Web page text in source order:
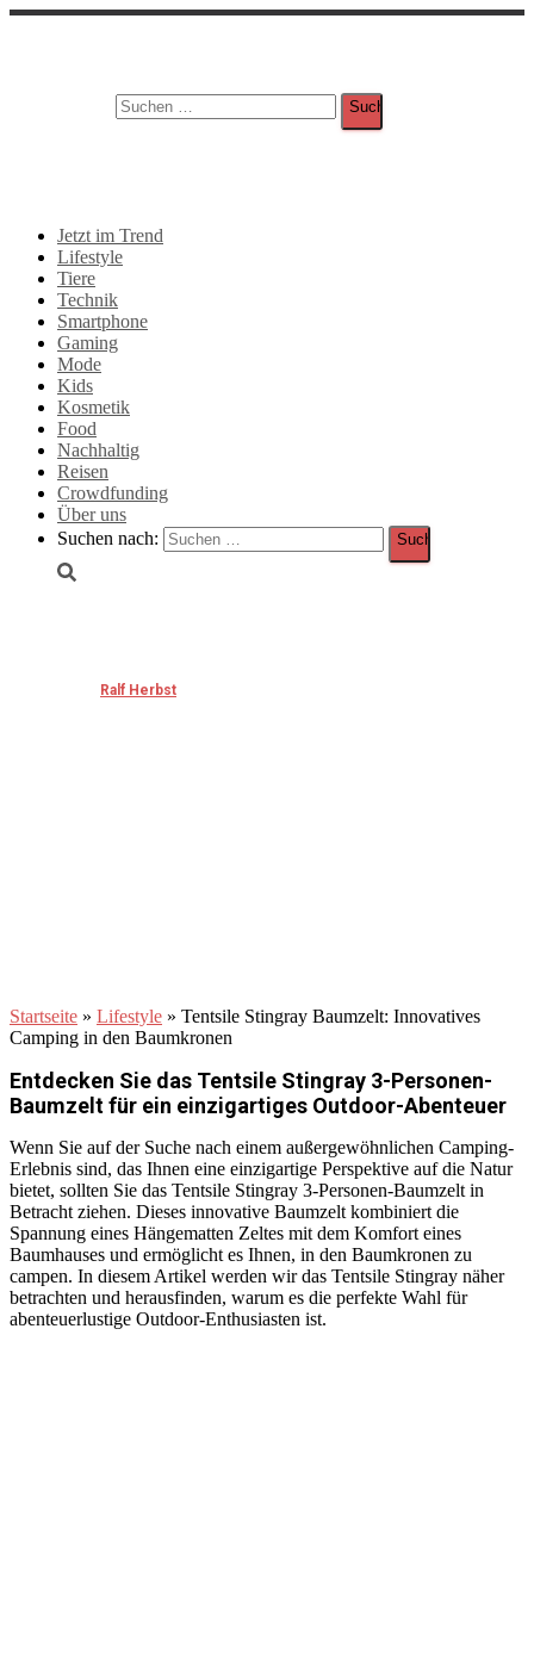
Jetzt im Trend
Lifestyle
Tiere
Technik
Smartphone
Gaming
Mode
Kids
Kosmetik
Food
Nachhaltig
Reisen
Crowdfunding
Über uns
Suchen nach:
Ralf Herbst
Startseite » Lifestyle » Tentsile Stingray Baumzelt: Innovatives
Camping in den Baumkronen
Entdecken Sie das Tentsile Stingray 3-Personen-
Baumzelt für ein einzigartiges Outdoor-Abenteuer
Wenn Sie auf der Suche nach einem außergewöhnlichen Camping-
Erlebnis sind, das Ihnen eine einzigartige Perspektive auf die Natur
bietet, sollten Sie das Tentsile Stingray 3-Personen-Baumzelt in
Betracht ziehen. Dieses innovative Baumzelt kombiniert die
Spannung eines Hängematten Zeltes mit dem Komfort eines
Baumhauses und ermöglicht es Ihnen, in den Baumkronen zu
campen. In diesem Artikel werden wir das Tentsile Stingray näher
betrachten und herausfinden, warum es die perfekte Wahl für
abenteuerlustige Outdoor-Enthusiasten ist.